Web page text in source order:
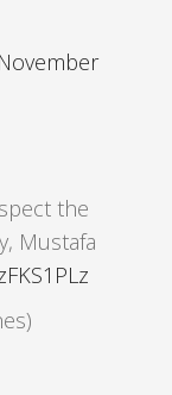
November
the
Mustafa